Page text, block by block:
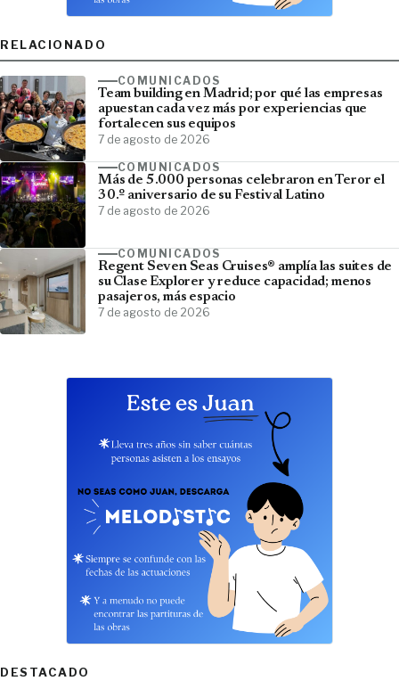
RELACIONADO
COMUNICADOS
Team building en Madrid; por qué las empresas
apuestan cada vez más por experiencias que
fortalecen sus equipos
7 de agosto de 2026
COMUNICADOS
Más de 5.000 personas celebraron en Teror el
30.º aniversario de su Festival Latino
7 de agosto de 2026
COMUNICADOS
Regent Seven Seas Cruises® amplía las suites de
su Clase Explorer y reduce capacidad; menos
pasajeros, más espacio
7 de agosto de 2026
DESTACADO